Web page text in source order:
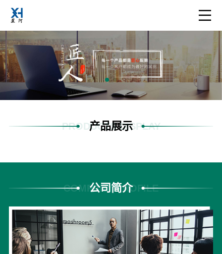
产品展示
PRODUCTS DISPLAY
公司简介
COMPANY PROFILE